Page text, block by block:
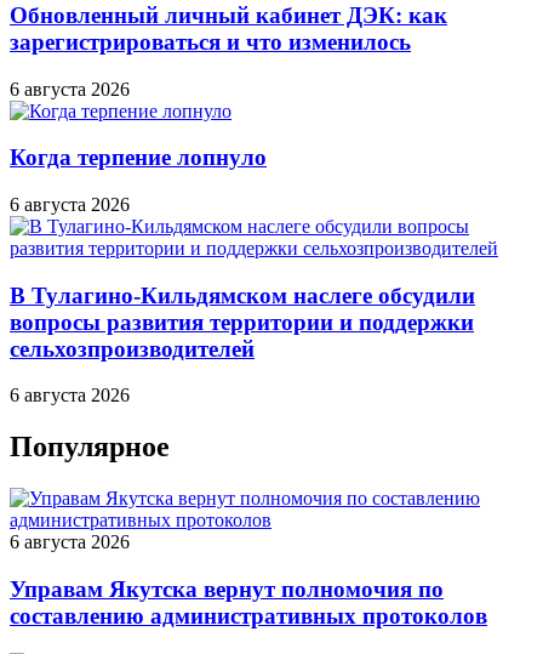
Обновленный личный кабинет ДЭК: как
зарегистрироваться и что изменилось
6 августа 2026
Когда терпение лопнуло
6 августа 2026
В Тулагино-Кильдямском наслеге обсудили
вопросы развития территории и поддержки
сельхозпроизводителей
6 августа 2026
Популярное
6 августа 2026
Управам Якутска вернут полномочия по
составлению административных протоколов